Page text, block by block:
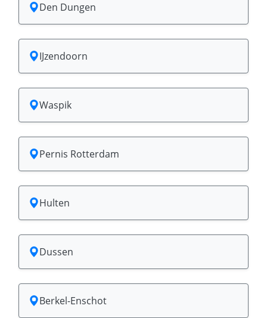
Den Dungen
IJzendoorn
Waspik
Pernis Rotterdam
Hulten
Dussen
Berkel-Enschot